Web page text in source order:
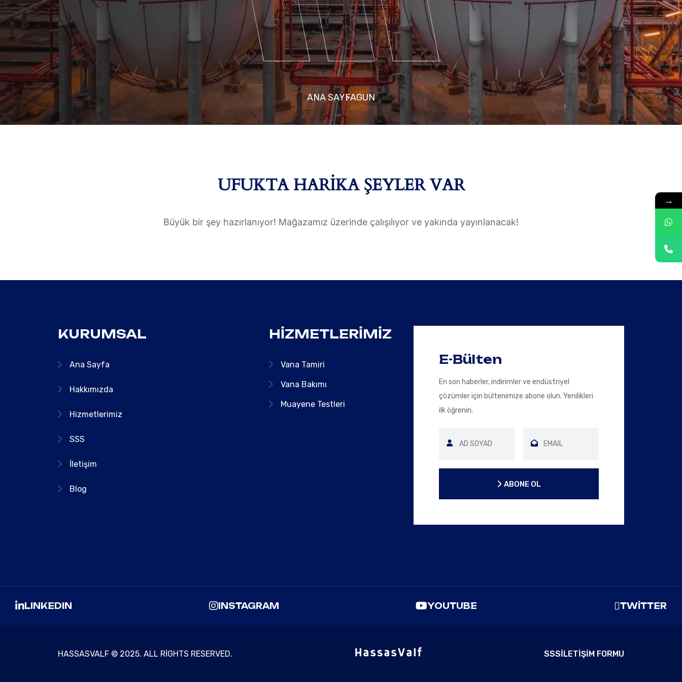
ANA SAYFAGUN
UFUKTA HARIKA ŞEYLER VAR
Büyük bir şey hazırlanıyor! Mağazamız üzerinde çalışılıyor ve yakında yayınlanacak!
KURUMSAL
Ana Sayfa
Hakkımızda
Hizmetlerimiz
SSS
İletişim
Blog
HIZMETLERIMIZ
Vana Tamiri
Vana Bakımı
Muayene Testleri
E-Bülten
En son haberler, indirimler ve endüstriyel
çözümler için bültenimize abone olun. Yenilikleri
ilk öğrenin.
ABONE OL
LINKEDIN INSTAGRAM YOUTUBE TWITTER
HASSASVALF © 2025. ALL RIGHTS RESERVED. SSSİLETIŞIM FORMU
→